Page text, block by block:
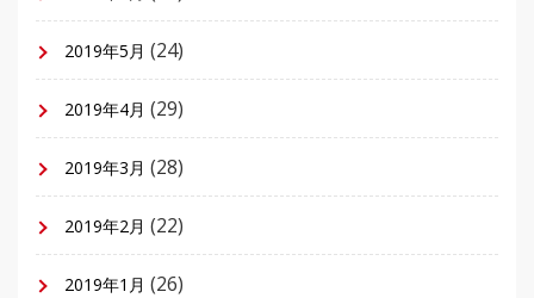
2019年5月 (24)
2019年4月 (29)
2019年3月 (28)
2019年2月 (22)
2019年1月 (26)